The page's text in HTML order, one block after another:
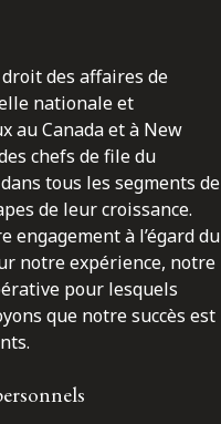
des affaires de
nationale et
au Canada et à New
chefs de file du
tous les segments de
de leur croissance.
à l’égard du
notre expérience, notre
pour lesquels
que notre succès est